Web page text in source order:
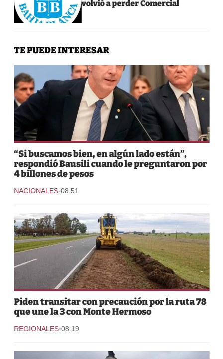
volvió a perder Comercial
TE PUEDE INTERESAR
“Si buscamos bien, en algún lado están”,
respondió Bausili cuando le preguntaron por
4 billones de pesos
NACIONALES-08:51
Piden transitar con precaución por la ruta 78
que une la 3 con Monte Hermoso
REGIONALES-08:19